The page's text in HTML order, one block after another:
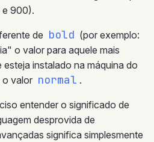
e 900).
de bold (por exemplo:
o valor para aquele mais
instalado na máquina do
o valor normal .
entender o significado de
desprovida de
significa simplesmente